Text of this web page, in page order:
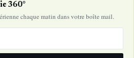
360°
chaque matin dans votre boîte mail.